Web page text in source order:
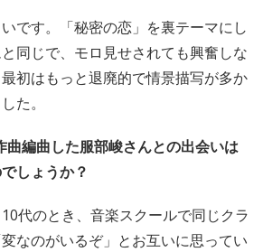
です。「秘密の恋」を裏テーマにし
同じで、モロ見せされても興奮しな
初はもっと退廃的で情景描写が多か
た。
編曲した服部峻さんとの出会いは
しょうか？
代のとき、音楽スクールで同じクラ
なのがいるぞ」とお互いに思ってい